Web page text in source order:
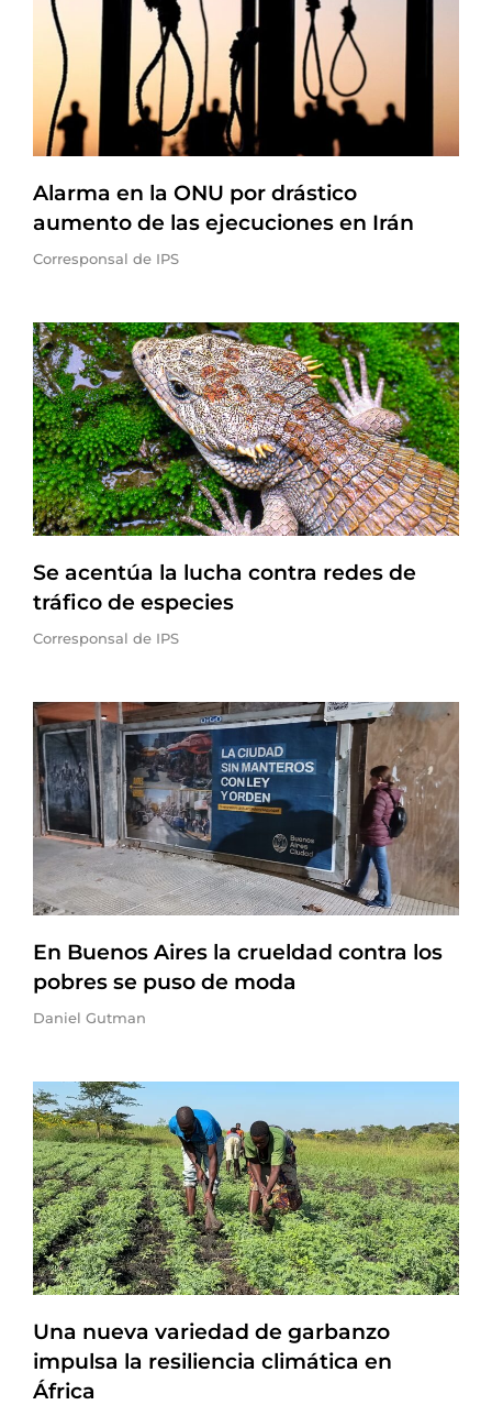
Alarma en la ONU por drástico
aumento de las ejecuciones en Irán
Corresponsal de IPS
Se acentúa la lucha contra redes de
tráfico de especies
Corresponsal de IPS
En Buenos Aires la crueldad contra los
pobres se puso de moda
Daniel Gutman
Una nueva variedad de garbanzo
impulsa la resiliencia climática en
África